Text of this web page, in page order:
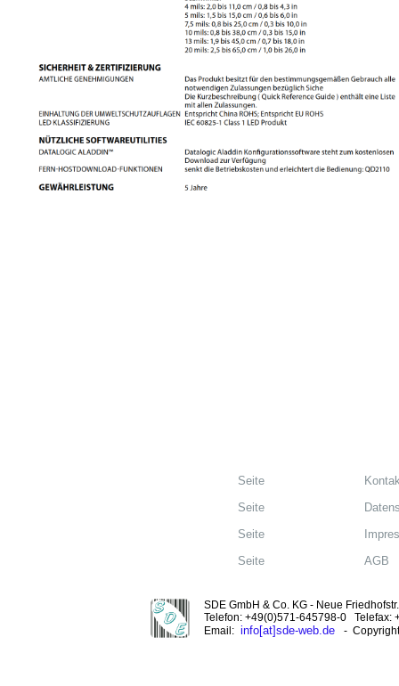
Seite
Seite
Seite
Seite
AGB
SDE GmbH & Co. KG - Neue
Telefon: +49(0)571-645798-0 Telefax:
Email: info[at]sde-web.de -